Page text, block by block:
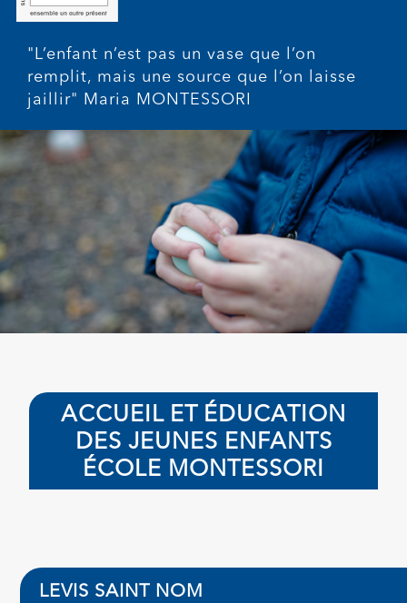
"L’enfant n’est pas un vase que l’on
remplit, mais une source que l’on laisse
jaillir" Maria MONTESSORI
ACCUEIL ET ÉDUCATION
DES JEUNES ENFANTS
ÉCOLE MONTESSORI
LEVIS SAINT NOM